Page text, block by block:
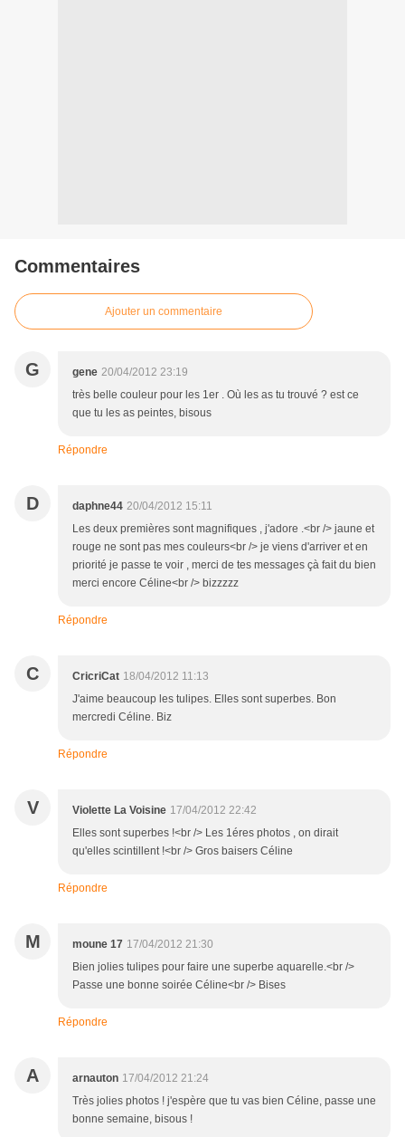
Commentaires
Ajouter un commentaire
G gene 20/04/2012 23:19
très belle couleur pour les 1er . Où les as tu trouvé ? est ce
que tu les as peintes, bisous
Répondre
D daphne44 20/04/2012 15:11
Les deux premières sont magnifiques , j'adore .<br /> jaune et
rouge ne sont pas mes couleurs<br /> je viens d'arriver et en
priorité je passe te voir , merci de tes messages çà fait du bien
merci encore Céline<br /> bizzzzz
Répondre
C CricriCat 18/04/2012 11:13
J'aime beaucoup les tulipes. Elles sont superbes. Bon
mercredi Céline. Biz
Répondre
V Violette La Voisine 17/04/2012 22:42
Elles sont superbes !<br /> Les 1éres photos , on dirait
qu'elles scintillent !<br /> Gros baisers Céline
Répondre
M moune 17 17/04/2012 21:30
Bien jolies tulipes pour faire une superbe aquarelle.<br />
Passe une bonne soirée Céline<br /> Bises
Répondre
A arnauton 17/04/2012 21:24
Très jolies photos ! j'espère que tu vas bien Céline, passe une
bonne semaine, bisous !